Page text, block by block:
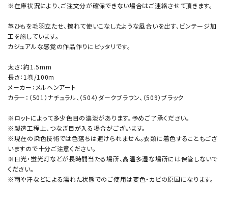
※在庫状況により、ご注文分が確保できない場合はご連絡させて頂きます。
革ひもを毛羽立たせ、擦れて使いこなしたような風合いを出す、ビンテージ加
工を施しています。
カジュアルな感覚の作品作りにピッタリです。
太さ：約1.5mm
長さ：1巻/100m
メーカー：メルヘンアート
カラー：（501）ナチュラル、（504）ダークブラウン、（509）ブラック
※ロットによって多少色目の濃淡があります。予めご了承ください。
※製造工程上、つなぎ目が入る場合がございます。
※現在の染色技術では色落ちは避けられません。衣類に着色することもござ
いますので十分ご注意ください。
※日光・蛍光灯などが長時間当たる場所、高温多湿な場所には保管しないで
ください。
※雨や汗などによる濡れた状態でのご使用は変色・カビの原因になります。